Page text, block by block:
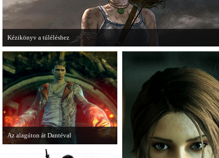
Kézikönyv a túléléshez
A Tomb Raider sem ússza meg a manapság már kötelező videosorozatot.
Az alagúton át Dantéval
A Devil May Cry újragondolás új